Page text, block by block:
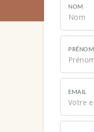
NOM
PRÉNOM
EMAIL